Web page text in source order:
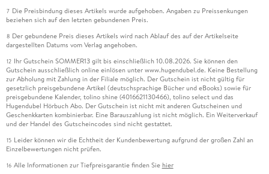
7 Die Preisbindung dieses Artikels wurde aufgehoben. Angaben zu Preissenkungen
beziehen sich auf den letzten gebundenen Preis.
8 Der gebundene Preis dieses Artikels wird nach Ablauf des auf der Artikelseite
dargestellten Datums vom Verlag angehoben.
12 Ihr Gutschein SOMMER13 gilt bis einschließlich 10.08.2026. Sie können den
Gutschein ausschließlich online einlösen unter www.hugendubel.de. Keine Bestellung
zur Abholung mit Zahlung in der Filiale möglich. Der Gutschein ist nicht gültig für
gesetzlich preisgebundene Artikel (deutschsprachige Bücher und eBooks) sowie für
preisgebundene Kalender, tolino shine (4016621130466), tolino select und das
Hugendubel Hörbuch Abo. Der Gutschein ist nicht mit anderen Gutscheinen und
Geschenkkarten kombinierbar. Eine Barauszahlung ist nicht möglich. Ein Weiterverkauf
und der Handel des Gutscheincodes sind nicht gestattet.
15 Leider können wir die Echtheit der Kundenbewertung aufgrund der großen Zahl an
Einzelbewertungen nicht prüfen.
16 Alle Informationen zur Tiefpreisgarantie finden Sie hier